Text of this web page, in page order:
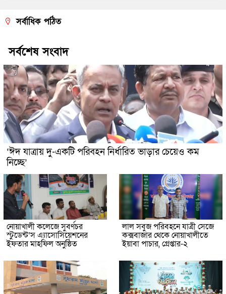
সর্বাধিক পঠিত
সর্বশেষ সংবাদ
‘ঈদ যাত্রায় দু-একটি পরিবহন নির্ধারিত ভাড়ার চেয়েও কম
নিচ্ছে’
নোয়াখালী কলেজে সুবর্ণচর
স্টুডেন্ট’স এ্যাসোসিয়েশনের
ইফতার মাহফিল অনুষ্ঠিত
লাল সবুজ পরিবহনে যাত্রী সেজে
কক্সবাজার থেকে নোয়াখালীতে
ইয়াবা পাচার, গ্রেপ্তার-২